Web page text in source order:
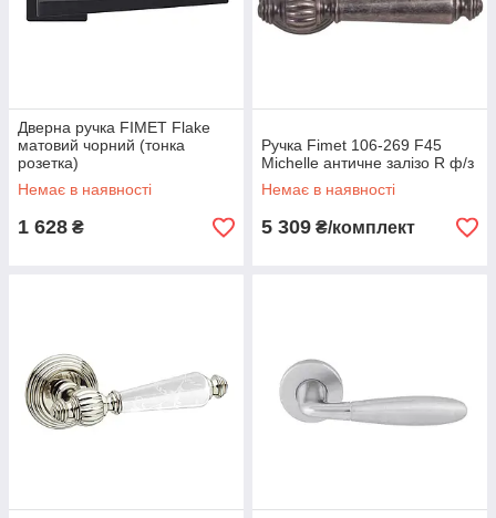
Дверна ручка FIMET Flake
матовий чорний (тонка
розетка)
Немає в наявності
1 628 ₴
Ручка Fimet 106-269 F45
Michelle античне залізо R ф/з
Немає в наявності
5 309 ₴/комплект